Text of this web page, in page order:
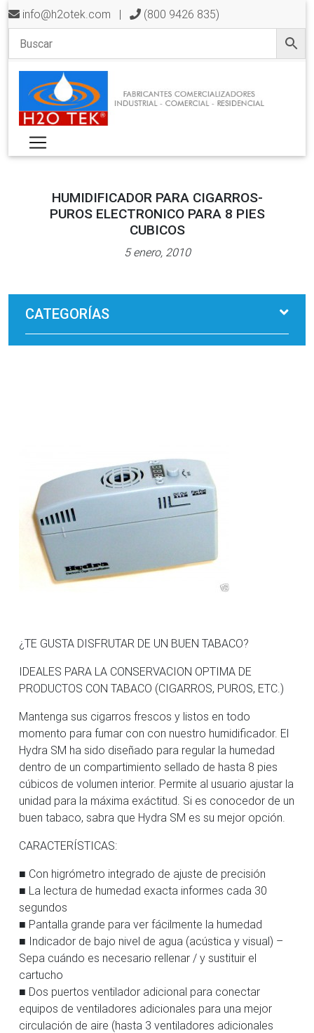
info@h2otek.com | (800 9426 835)
HUMIDIFICADOR PARA CIGARROS-
PUROS ELECTRONICO PARA 8 PIES
CUBICOS
5 enero, 2010
CATEGORÍAS
¿TE GUSTA DISFRUTAR DE UN BUEN TABACO?
IDEALES PARA LA CONSERVACION OPTIMA DE
PRODUCTOS CON TABACO (CIGARROS, PUROS, ETC.)
Mantenga sus cigarros frescos y listos en todo
momento para fumar con con nuestro humidificador. El
Hydra SM ha sido diseñado para regular la humedad
dentro de un compartimiento sellado de hasta 8 pies
cúbicos de volumen interior. Permite al usuario ajustar la
unidad para la máxima exáctitud. Si es conocedor de un
buen tabaco, sabra que Hydra SM es su mejor opción.
CARACTERÍSTICAS:
■ Con higrómetro integrado de ajuste de precisión
■ La lectura de humedad exacta informes cada 30
segundos
■ Pantalla grande para ver fácilmente la humedad
■ Indicador de bajo nivel de agua (acústica y visual) –
Sepa cuándo es necesario rellenar / y sustituir el
cartucho
■ Dos puertos ventilador adicional para conectar
equipos de ventiladores adicionales para una mejor
circulación de aire (hasta 3 ventiladores adicionales